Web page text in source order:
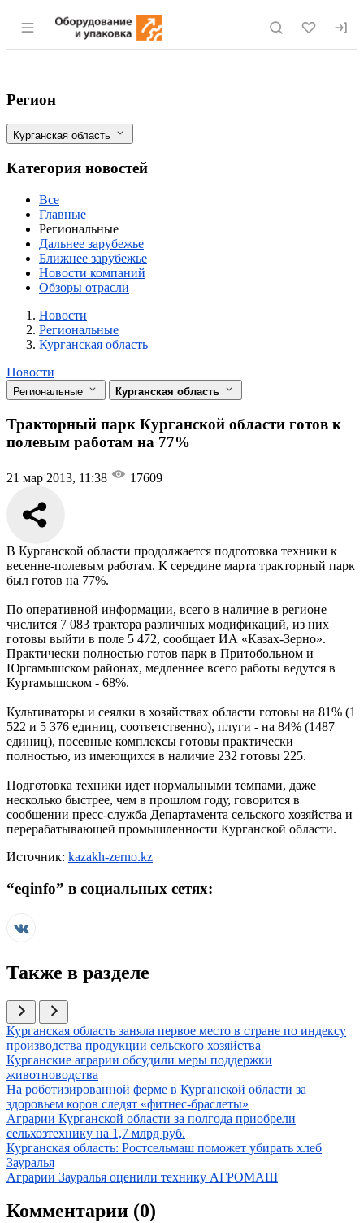
Раздел навигации по сайту eqinfo.ru
Тракторный парк Курганской области
Фильтры
Регион
Курганская область
Категория новостей
Все
Главные
Региональные
Дальнее зарубежье
Ближнее зарубежье
Новости компаний
Обзоры отрасли
Новости
Разделы
Новости
Региональные
Курганская область
Новости
Региональные Курганская область
Тракторный парк Курганской области готов к
полевым работам на 77%
21 мар 2013, 11:38 17609
В Курганской области продолжается подготовка техники к
весенне-полевым работам. К середине марта тракторный парк
был готов на 77%.
По оперативной информации, всего в наличие в регионе
числится 7 083 трактора различных модификаций, из них
готовы выйти в поле 5 472, сообщает ИА «Казах-Зерно».
Практически полностью готов парк в Притобольном и
Юргамышском районах, медленнее всего работы ведутся в
Куртамышском - 68%.
Культиваторы и сеялки в хозяйствах области готовы на 81% (1
522 и 5 376 единиц, соответственно), плуги - на 84% (1487
единиц), посевные комплексы готовы практически
полностью, из имеющихся в наличие 232 готовы 225.
Подготовка техники идет нормальными темпами, даже
несколько быстрее, чем в прошлом году, говорится в
сообщении пресс-служба Департамента сельского хозяйства и
перерабатывающей промышленности Курганской области.
Источник: kazakh-zerno.kz
“eqinfo” в социальных сетях:
Также в разделе
Иллюстрация новости
Курганская область заняла первое место в стране по индексу
производства продукции сельского хозяйства
Иллюстрация новости
Курганские аграрии обсудили меры поддержки
животноводства
Иллюстрация новости
На роботизированной ферме в Курганской области за
здоровьем коров следят «фитнес-браслеты»
Иллюстрация новости
Аграрии Курганской области за полгода приобрели
сельхозтехнику на 1,7 млрд руб.
Иллюстрация новости
Курганская область: Ростсельмаш поможет убирать хлеб
Зауралья
Иллюстрация новости
Аграрии Зауралья оценили технику АГРОМАШ
Комментарии (0)